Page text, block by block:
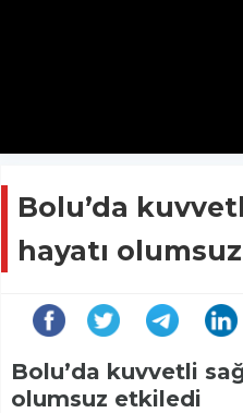
Bolu’da
hayatı
Bolu’da kuvvetli
olumsuz etkiledi